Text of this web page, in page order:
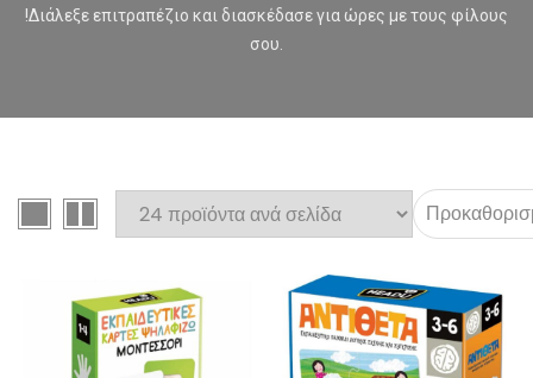
!Διάλεξε επιτραπέζιο και διασκέδασε για ώρες με τους φίλους
σου.